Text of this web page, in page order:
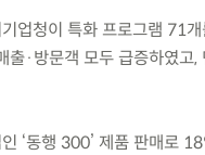
업청이 특화 프로그램 71
출·방문객 모두 급증하였
‘동행 300’ 제품 판매로